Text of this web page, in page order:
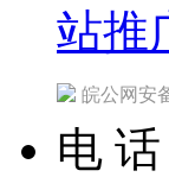
站推
皖公网安
电